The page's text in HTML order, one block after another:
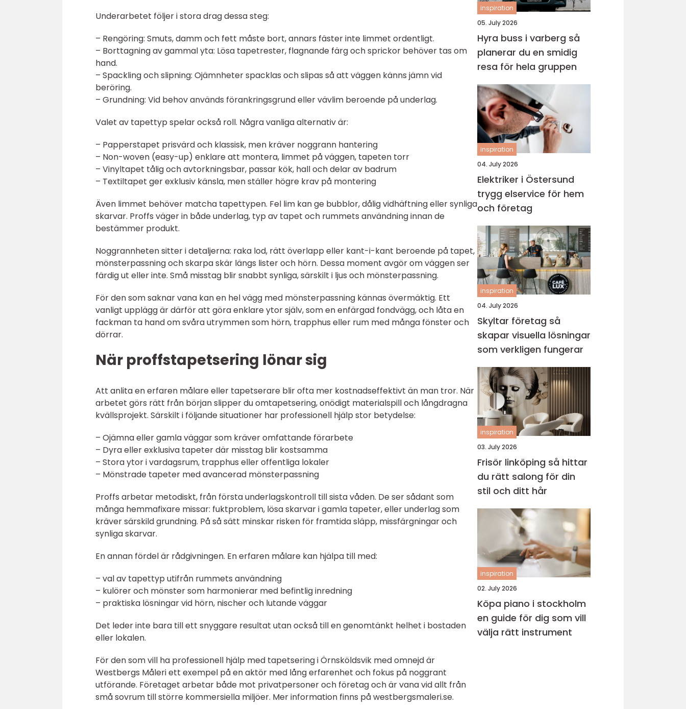
Underarbetet följer i stora drag dessa steg:
– Rengöring: Smuts, damm och fett måste bort, annars fäster inte limmet ordentligt.
– Borttagning av gammal yta: Lösa tapetrester, flagnande färg och sprickor behöver tas om
hand.
– Spackling och slipning: Ojämnheter spacklas och slipas så att väggen känns jämn vid
beröring.
– Grundning: Vid behov används förankringsgrund eller vävlim beroende på underlag.
Valet av tapettyp spelar också roll. Några vanliga alternativ är:
– Papperstapet prisvärd och klassisk, men kräver noggrann hantering
– Non-woven (easy-up) enklare att montera, limmet på väggen, tapeten torr
– Vinyltapet tålig och avtorkningsbar, passar kök, hall och delar av badrum
– Textiltapet ger exklusiv känsla, men ställer högre krav på montering
Även limmet behöver matcha tapettypen. Fel lim kan ge bubblor, dålig vidhäftning eller synliga
skarvar. Proffs väger in både underlag, typ av tapet och rummets användning innan de
bestämmer produkt.
Noggrannheten sitter i detaljerna: raka lod, rätt överlapp eller kant-i-kant beroende på tapet,
mönsterpassning och skarpa skär längs lister och hörn. Dessa moment avgör om väggen ser
färdig ut eller inte. Små misstag blir snabbt synliga, särskilt i ljus och mönsterpassning.
För den som saknar vana kan en hel vägg med mönsterpassning kännas övermäktig. Ett
vanligt upplägg är därför att göra enklare ytor själv, som en enfärgad fondvägg, och låta en
fackman ta hand om svåra utrymmen som hörn, trapphus eller rum med många fönster och
dörrar.
När proffstapetsering lönar sig
Att anlita en erfaren målare eller tapetserare blir ofta mer kostnadseffektivt än man tror. När
arbetet görs rätt från början slipper du omtapetsering, onödigt materialspill och långdragna
kvällsprojekt. Särskilt i följande situationer har professionell hjälp stor betydelse:
– Ojämna eller gamla väggar som kräver omfattande förarbete
– Dyra eller exklusiva tapeter där misstag blir kostsamma
– Stora ytor i vardagsrum, trapphus eller offentliga lokaler
– Mönstrade tapeter med avancerad mönsterpassning
Proffs arbetar metodiskt, från första underlagskontroll till sista våden. De ser sådant som
många hemmafixare missar: fuktproblem, lösa skarvar i gamla tapeter, eller underlag som
kräver särskild grundning. På så sätt minskar risken för framtida släpp, missfärgningar och
synliga skarvar.
En annan fördel är rådgivningen. En erfaren målare kan hjälpa till med:
– val av tapettyp utifrån rummets användning
– kulörer och mönster som harmonierar med befintlig inredning
– praktiska lösningar vid hörn, nischer och lutande väggar
Det leder inte bara till ett snyggare resultat utan också till en genomtänkt helhet i bostaden
eller lokalen.
För den som vill ha professionell hjälp med tapetsering i Örnsköldsvik med omnejd är
Westbergs Måleri ett exempel på en aktör med lång erfarenhet och fokus på noggrant
utförande. Företaget arbetar både mot privatpersoner och företag och är vana vid allt från
små sovrum till större kommersiella miljöer. Mer information finns på westbergsmaleri.se.
inspiration
05. July 2026
Hyra buss i varberg så
planerar du en smidig
resa för hela gruppen
inspiration
04. July 2026
Elektriker i Östersund
trygg elservice för hem
och företag
inspiration
04. July 2026
Skyltar företag så
skapar visuella lösningar
som verkligen fungerar
inspiration
03. July 2026
Frisör linköping så hittar
du rätt salong för din
stil och ditt hår
inspiration
02. July 2026
Köpa piano i stockholm
en guide för dig som vill
välja rätt instrument